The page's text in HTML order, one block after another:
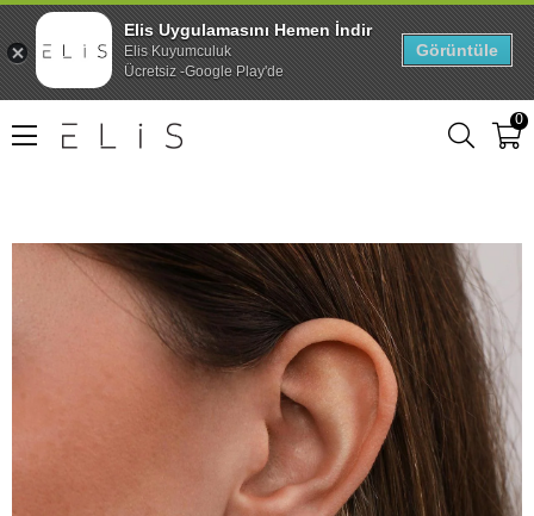
0
Elis Uygulamasını Hemen İndir
Elis Kuyumculuk
Ücretsiz -Google Play'de
Görüntüle